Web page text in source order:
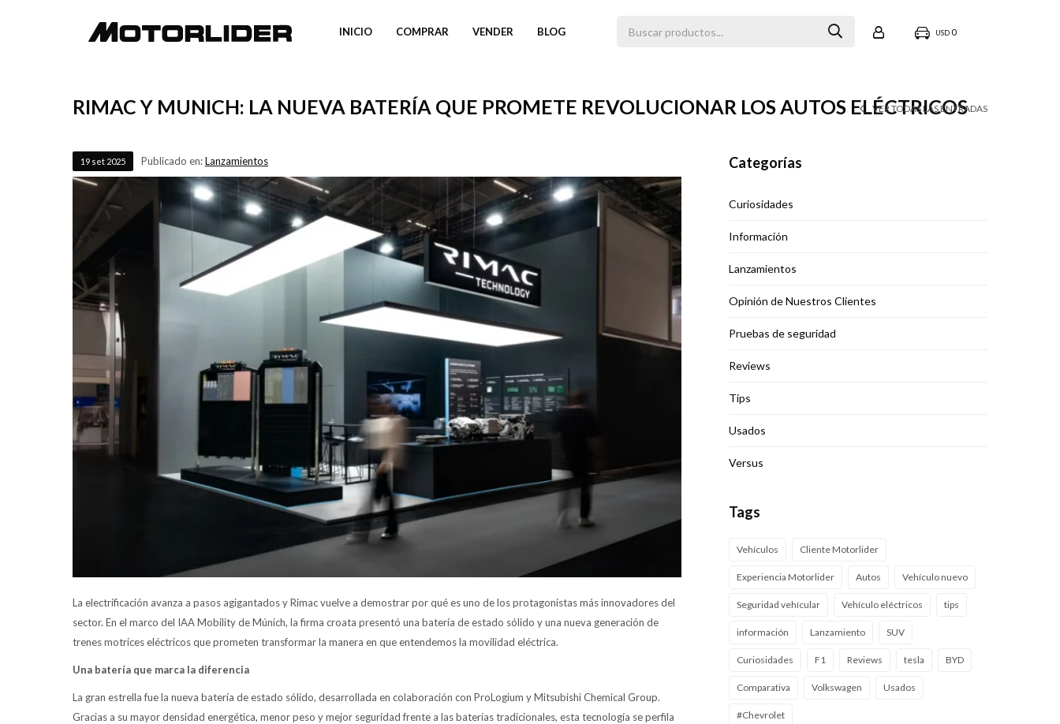
INICIO COMPRAR VENDER BLOG USD 0
RIMAC Y MUNICH: LA NUEVA BATERÍA QUE PROMETE REVOLUCIONAR LOS AUTOS ELÉCTRICOS
VER TODAS LAS ENTRADAS
19 set 2025 Publicado en:Lanzamientos
La electrificación avanza a pasos agigantados y Rimac vuelve a demostrar por qué es uno de los protagonistas más innovadores del
sector. En el marco del IAA Mobility de Múnich, la firma croata presentó una batería de estado sólido y una nueva generación de
trenes motrices eléctricos que prometen transformar la manera en que entendemos la movilidad eléctrica.
Una batería que marca la diferencia
La gran estrella fue la nueva batería de estado sólido, desarrollada en colaboración con ProLogium y Mitsubishi Chemical Group.
Gracias a su mayor densidad energética, menor peso y mejor seguridad frente a las baterías tradicionales, esta tecnología se perfila
Categorías
Curiosidades
Información
Lanzamientos
Opinión de Nuestros Clientes
Pruebas de seguridad
Reviews
Tips
Usados
Versus
Tags
Vehículos Cliente Motorlider
Experiencia Motorlider Autos Vehículo nuevo
Seguridad vehícular Vehículo eléctricos tips
información Lanzamiento SUV
Curiosidades F1 Reviews tesla BYD
Comparativa Volkswagen Usados
#Chevrolet